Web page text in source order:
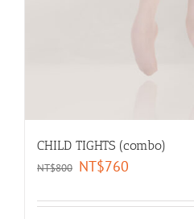
CHILD TIGHTS (combo)
NT$800 NT$760